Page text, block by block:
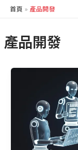
首頁 產品開發
產品開發
人，